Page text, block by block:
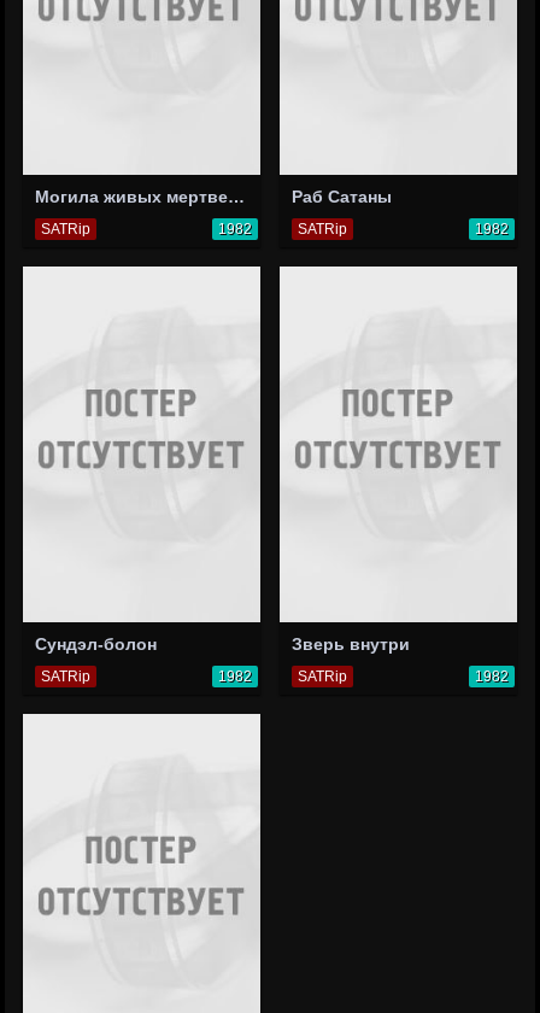
Могила живых мертвецов
SATRip 1982
Раб Сатаны
SATRip 1982
Сундэл-болон
SATRip 1982
Зверь внутри
SATRip 1982